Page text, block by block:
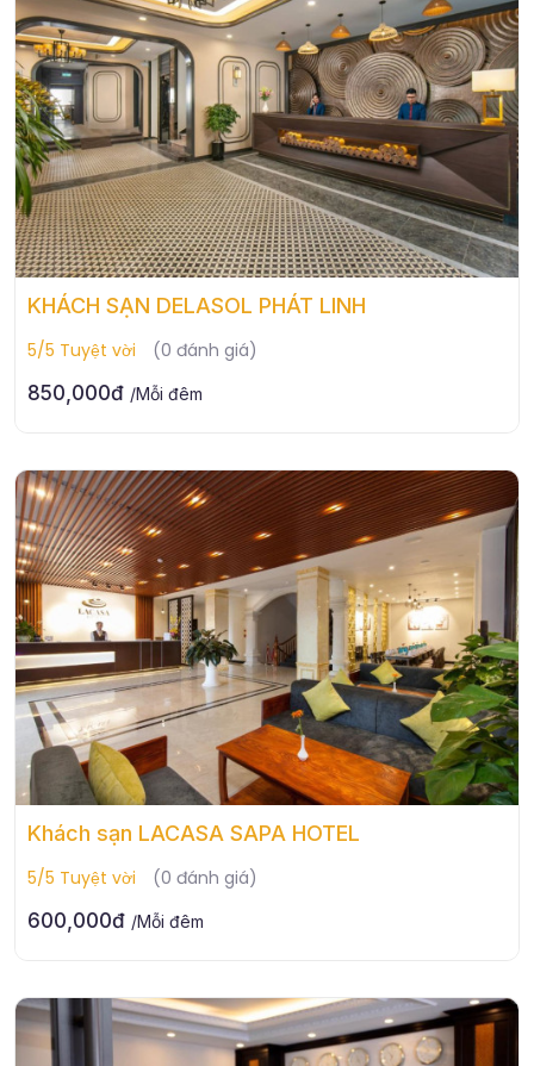
KHÁCH SẠN DELASOL PHÁT LINH
5/5 Tuyệt vời
(0 đánh giá)
850,000đ /Mỗi đêm
Khách sạn LACASA SAPA HOTEL
5/5 Tuyệt vời
(0 đánh giá)
600,000đ /Mỗi đêm